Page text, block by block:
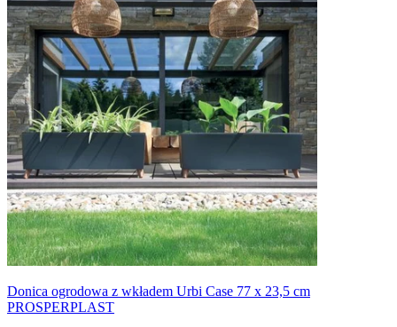
Donica ogrodowa z wkładem Urbi Case 77 x 23,5 cm
PROSPERPLAST